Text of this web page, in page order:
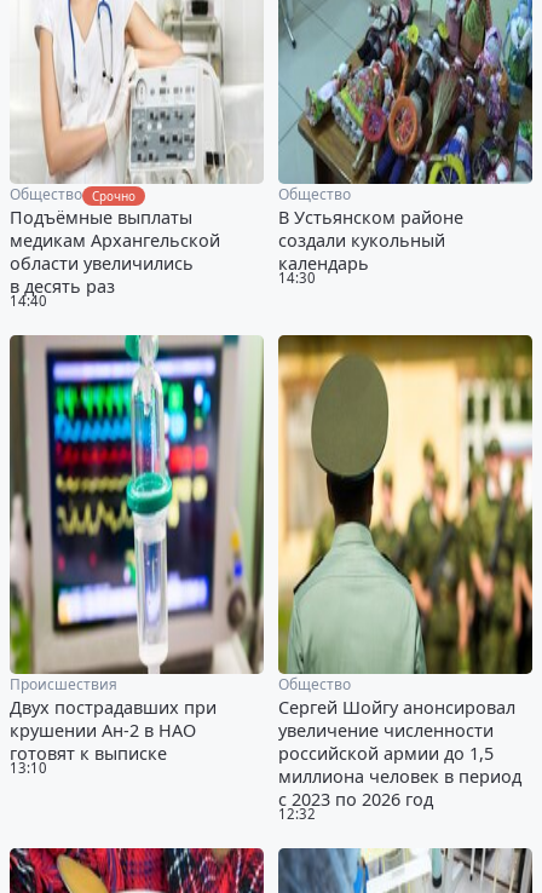
14:40
Общество Срочно
Подъёмные выплаты
медикам Архангельской
области увеличились
в десять раз
14:30
Общество
В Устьянском районе
создали кукольный
календарь
13:10
Происшествия
Двух пострадавших при
крушении Ан-2 в НАО
готовят к выписке
12:32
Общество
Сергей Шойгу анонсировал
увеличение численности
российской армии до 1,5
миллиона человек в период
с 2023 по 2026 год